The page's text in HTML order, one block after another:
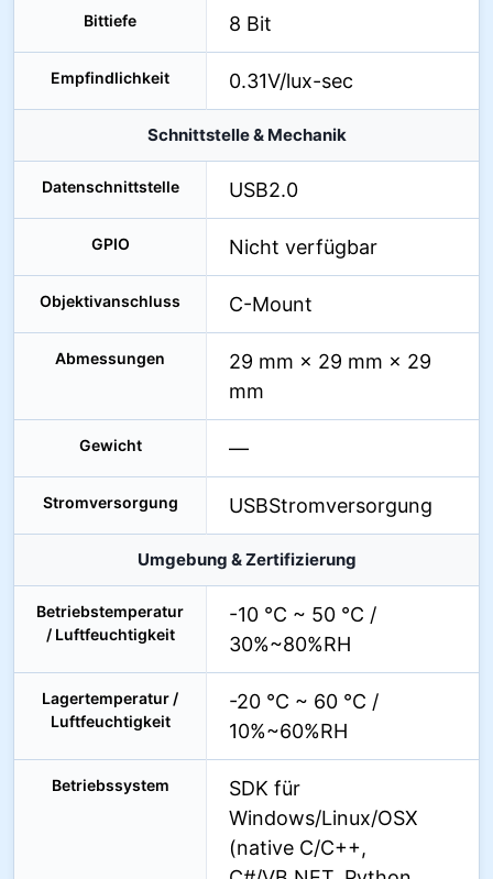
Bittiefe 8 Bit
Empfindlichkeit 0.31V/lux-sec
Schnittstelle & Mechanik
Datenschnittstelle USB2.0
GPIO Nicht verfügbar
Objektivanschluss C-Mount
Abmessungen
29 mm × 29 mm × 29
mm
Gewicht —
Stromversorgung USBStromversorgung
Umgebung & Zertifizierung
Betriebstemperatur
/ Luftfeuchtigkeit
-10 °C ~ 50 °C /
30%~80%RH
Lagertemperatur /
Luftfeuchtigkeit
-20 °C ~ 60 °C /
10%~60%RH
Betriebssystem
SDK für
Windows/Linux/OSX
(native C/C++,